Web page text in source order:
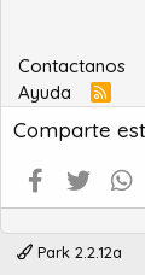
Contactanos
Ayuda
R
S
S
Comparte
Facebook
Twitter
Park 2.2.12a